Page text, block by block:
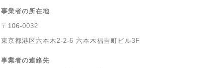
事業者の所在地
〒106-0032
東京都港区六本木2-2-6 六本木福吉町ビル3F
事業者の連絡先